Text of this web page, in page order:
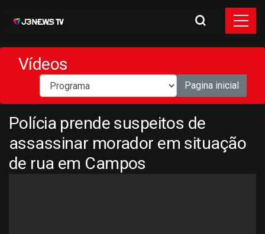
Vídeos
Pagina inicial
Polícia prende suspeitos de
assassinar morador em situação
de rua em Campos